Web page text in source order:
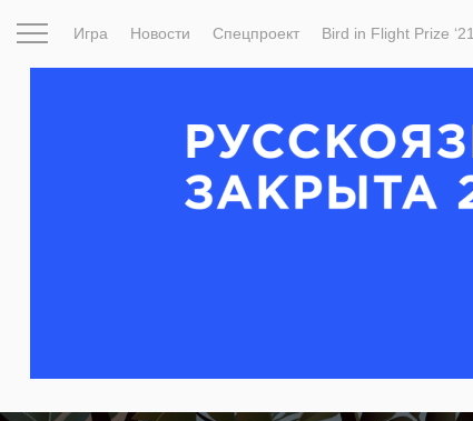
Игра Новости Спецпроект Bird in Flight Prize ‘21